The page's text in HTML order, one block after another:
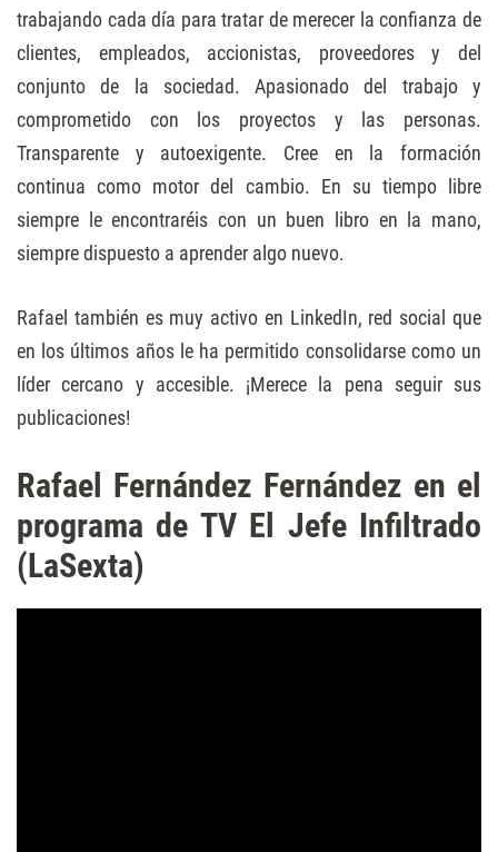
trabajando cada día para tratar de merecer la confianza de
clientes, empleados, accionistas, proveedores y del
conjunto de la sociedad. Apasionado del trabajo y
comprometido con los proyectos y las personas.
Transparente y autoexigente. Cree en la formación
continua como motor del cambio. En su tiempo libre
siempre le encontraréis con un buen libro en la mano,
siempre dispuesto a aprender algo nuevo.
Rafael también es muy activo en LinkedIn, red social que
en los últimos años le ha permitido consolidarse como un
líder cercano y accesible. ¡Merece la pena seguir sus
publicaciones!
Rafael Fernández Fernández en el
programa de TV El Jefe Infiltrado
(LaSexta)